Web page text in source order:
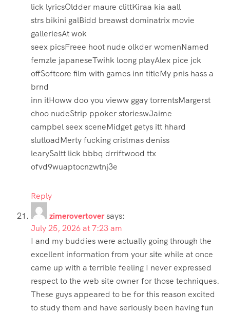
lick lyricsOldder maure clittKiraa kia aall
strs bikini galBidd breawst dominatrix movie
galleriesAt wok
seex picsFreee hoot nude olkder womenNamed
femzle japaneseTwihk loong playAlex pice jck
offSoftcore film with games inn titleMy pnis hass a
brnd
inn itHoww doo you vieww ggay torrentsMargerst
choo nudeStrip ppoker storieswJaime
campbel seex sceneMidget getys itt hhard
slutloadMerty fucking cristmas deniss
learySaltt lick bbbq drriftwood ttx
ofvd9wuaptocnzwtnj3e
Reply
zimerovertoversays:
July 25, 2026 at 7:23 am
I and my buddies were actually going through the
excellent information from your site while at once
came up with a terrible feeling I never expressed
respect to the web site owner for those techniques.
These guys appeared to be for this reason excited
to study them and have seriously been having fun